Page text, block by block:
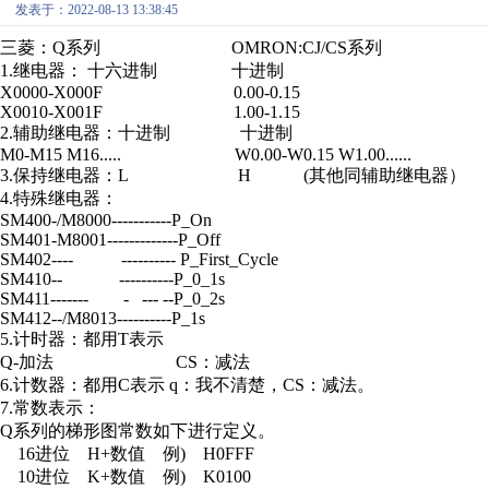
发表于：2022-08-13 13:38:45
三菱：Q系列 OMRON:CJ/CS系列
1.继电器： 十六进制 十进制
X0000-X000F 0.00-0.15
X0010-X001F 1.00-1.15
2.辅助继电器：十进制 十进制
M0-M15 M16..... W0.00-W0.15 W1.00......
3.保持继电器：L H (其他同辅助继电器）
4.特殊继电器：
SM400-/M8000-----------P_On
SM401-M8001-------------P_Off
SM402---- ---------- P_First_Cycle
SM410-- ----------P_0_1s
SM411------- - --- --P_0_2s
SM412--/M8013----------P_1s
5.计时器：都用T表示
Q-加法 CS：减法
6.计数器：都用C表示 q：我不清楚，CS：减法。
7.常数表示：
Q系列的梯形图常数如下进行定义。
16进位 H+数值 例) H0FFF
10进位 K+数值 例) K0100